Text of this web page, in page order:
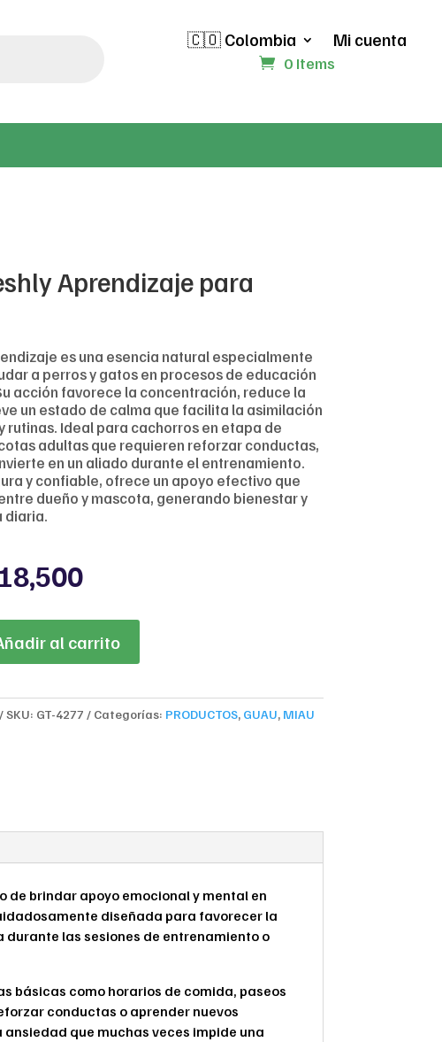
🇨🇴 Colombia Mi cuenta
0 Items
Aprendizaje para
es una esencia natural especialmente
a perros y gatos en procesos de educación
acción favorece la concentración, reduce la
un estado de calma que facilita la asimilación
rutinas. Ideal para cachorros en etapa de
adultas que requieren reforzar conductas,
en un aliado durante el entrenamiento.
y confiable, ofrece un apoyo efectivo que
dueño y mascota, generando bienestar y
diaria.
18,500Current
price
is:
$18,500.
al carrito
SKU: GT-4277 Categorías: PRODUCTOS, GUAU, MIAU
brindar apoyo emocional y mental en
diseñada para favorecer la
las sesiones de entrenamiento o
básicas como horarios de comida, paseos
conductas o aprender nuevos
que muchas veces impide una